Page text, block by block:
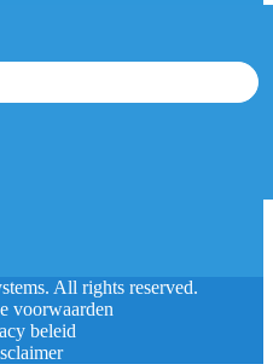
All rights reserved.
voorwaarden
beleid